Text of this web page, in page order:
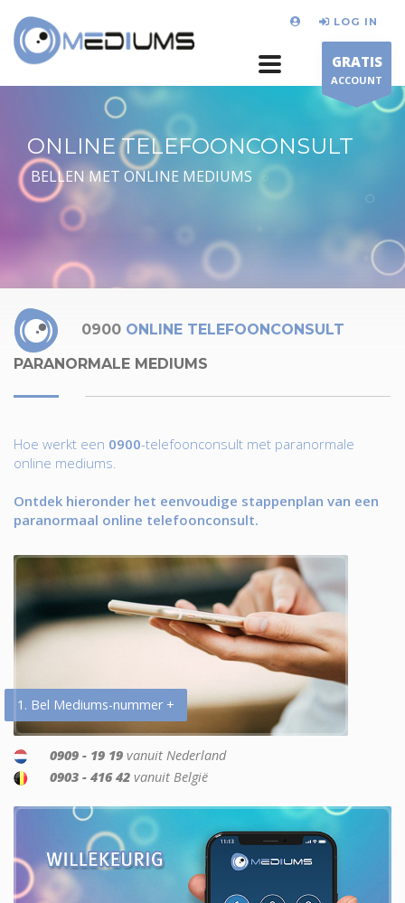
LOG IN
GRATIS
ACCOUNT
ONLINE TELEFOONCONSULT
BELLEN MET ONLINE MEDIUMS
0900 ONLINE TELEFOONCONSULT
PARANORMALE MEDIUMS
Hoe werkt een 0900-telefoonconsult met paranormale
online mediums.
Ontdek hieronder het eenvoudige stappenplan van een
paranormaal online telefoonconsult.
1. Bel Mediums-nummer +
0909 - 19 19 vanuit Nederland
0903 - 416 42 vanuit België